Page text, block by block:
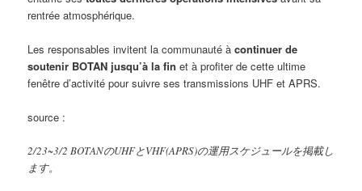
rentrée atmosphérique.
Les responsables invitent la communauté àcontinuer de
soutenir BOTAN jusqu’à la fin et à profiter de cette ultime
fenêtre d’activité pour suivre ses transmissions UHF et APRS.
source :
2/23~3/2 BOTANのUHFとVHF(APRS)の運用スケジュールを掲載し
ます。